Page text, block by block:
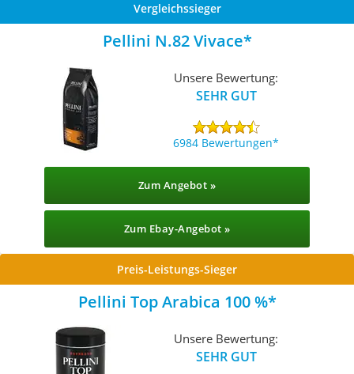
Vergleichssieger
Pellini N.82 Vivace
Unsere Bewertung:
SEHR GUT
6984 Bewertungen
Zum Angebot »
Zum Ebay-Angebot »
Preis-Leistungs-Sieger
Pellini Top Arabica 100 %
Unsere Bewertung:
SEHR GUT